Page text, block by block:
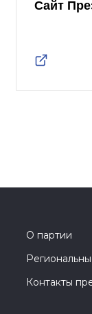
Сайт
О партии
Контакты